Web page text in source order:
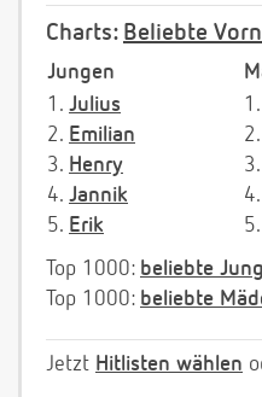
Charts: Beliebte
Jungen
1. Julius
2. Emilian
3. Henry
4. Jannik
5. Erik
1.
2.
3.
4.
5.
Top 1000: beliebte
Top 1000: beliebte
Jetzt Hitlisten wählen